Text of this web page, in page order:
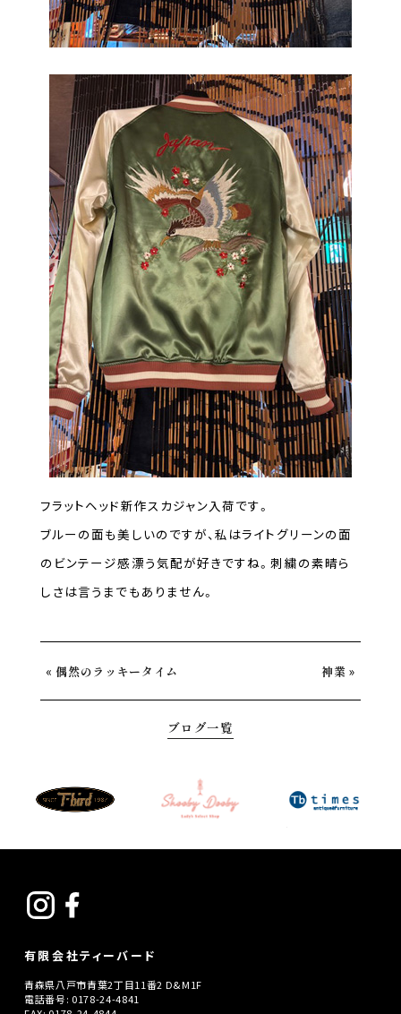
フラットヘッド新作スカジャン入荷です。
ブルーの面も美しいのですが、私はライトグリーンの面
のビンテージ感漂う気配が好きですね。刺繍の素晴ら
しさは言うまでもありません。
«偶然のラッキータイム 神業 »
ブログ一覧
有限会社ティーバード
青森県八戸市青葉2丁目11番2 D&M1F
電話番号: 0178-24-4841